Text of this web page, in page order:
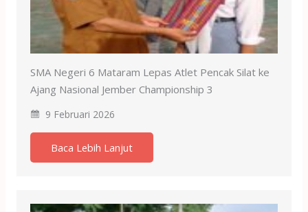
SMA Negeri 6 Mataram Lepas Atlet Pencak Silat ke
Ajang Nasional Jember Championship 3
9 Februari 2026
Baca Lebih Lanjut